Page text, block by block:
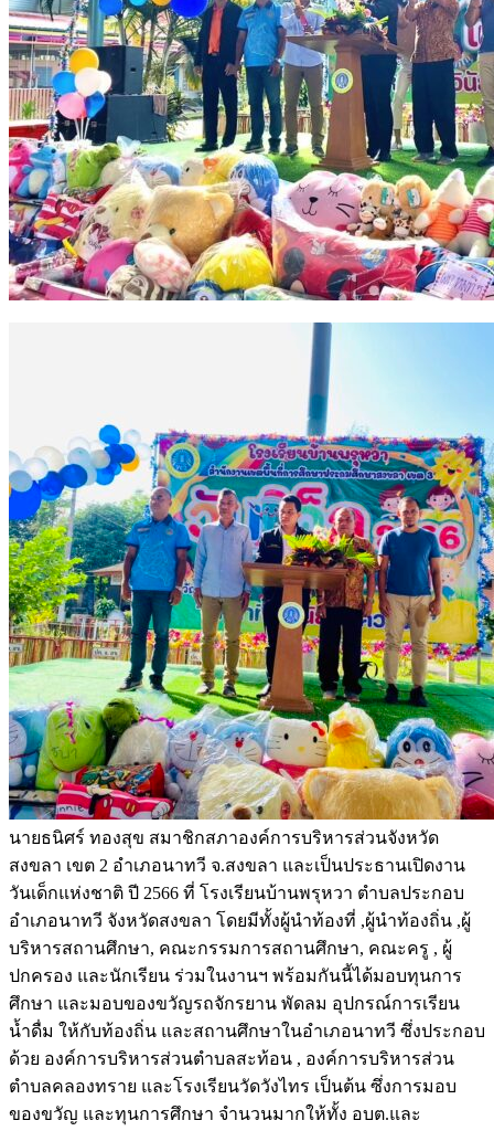
นายธนิศร์ ทองสุข สมาชิกสภาองค์การบริหารส่วนจังหวัด
สงขลา เขต 2 อำเภอนาทวี จ.สงขลา และเป็นประธานเปิดงาน
วันเด็กแห่งชาติ ปี 2566 ที่ โรงเรียนบ้านพรุหวา ตำบลประกอบ
อำเภอนาทวี จังหวัดสงขลา โดยมีทั้งผู้นำท้องที่ ,ผู้นำท้องถิ่น ,ผู้
บริหารสถานศึกษา, คณะกรรมการสถานศึกษา, คณะครู , ผู้
ปกครอง และนักเรียน ร่วมในงานฯ พร้อมกันนี้ได้มอบทุนการ
ศึกษา และมอบของขวัญรถจักรยาน พัดลม อุปกรณ์การเรียน
น้ำดื่ม ให้กับท้องถิ่น และสถานศึกษาในอำเภอนาทวี ซึ่งประกอบ
ด้วย องค์การบริหารส่วนตำบลสะท้อน , องค์การบริหารส่วน
ตำบลคลองทราย และโรงเรียนวัดวังไทร เป็นต้น ซึ่งการมอบ
ของขวัญ และทุนการศึกษา จำนวนมากให้ทั้ง อบต.และ